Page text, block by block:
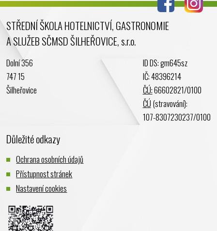
Duben 2024
Březen 2024
Leden 2024
Listopad 2023
Srpen 2023
Červen 2023
Květen 2023
Duben 2023
Březen 2023
Únor 2023
STŘEDNÍ ŠKOLA HOTELNICTVÍ, GASTRONOMIE
A SLUŽEB SČMSD ŠILHEŘOVICE, s.r.o.
Dolní 356
747 15
Šilheřovice
ID DS: gm645sz
IČ: 48396214
ČÚ:66602821/0100
ČÚ (stravování):
107-8307230237/0100
Důležité odkazy
Ochrana osobních údajů
Přístupnost stránek
Nastavení cookies